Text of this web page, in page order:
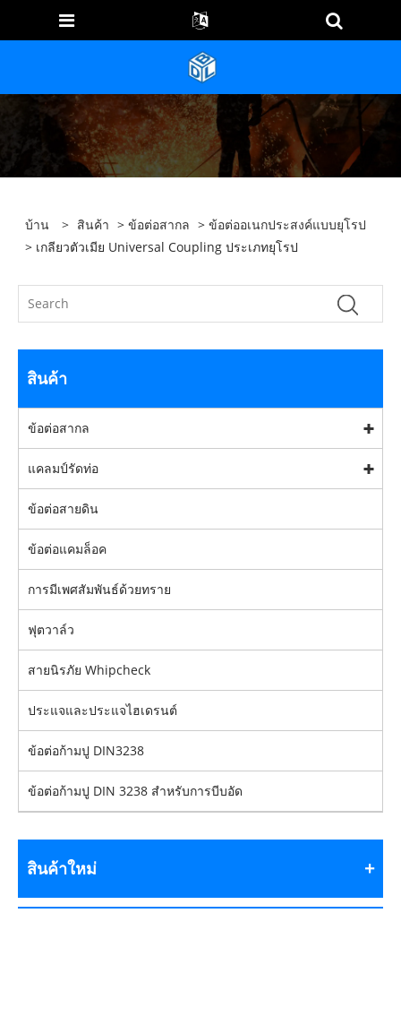
บ้าน > สินค้า >ข้อต่อสากล >ข้อต่ออเนกประสงค์แบบยุโรป
> เกลียวตัวเมีย Universal Coupling ประเภทยุโรป
สินค้า
ข้อต่อสากล
แคลมป์รัดท่อ
ข้อต่อสายดิน
ข้อต่อแคมล็อค
การมีเพศสัมพันธ์ด้วยทราย
ฟุตวาล์ว
สายนิรภัย Whipcheck
ประแจและประแจไฮเดรนต์
ข้อต่อก้ามปู DIN3238
ข้อต่อก้ามปู DIN 3238 สำหรับการบีบอัด
สินค้าใหม่